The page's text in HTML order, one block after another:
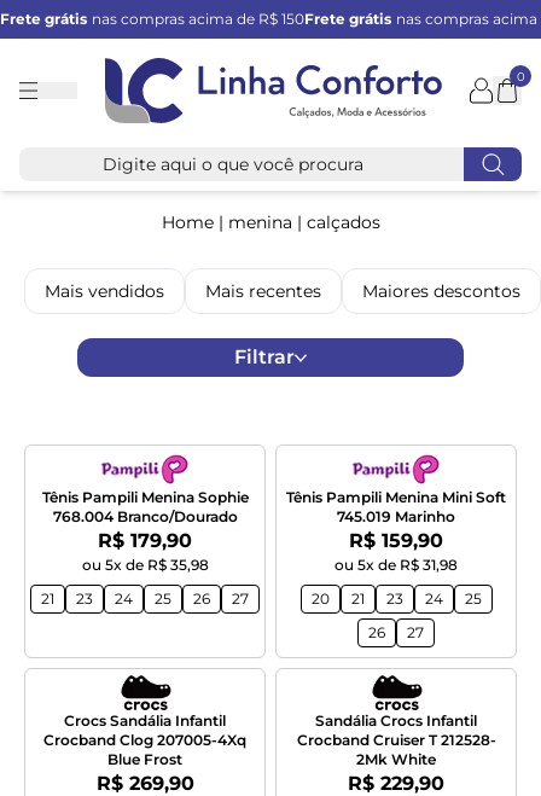
Frete grátis nas compras acima de R$ 150Frete grátis nas compras acima
Linha
0
Home| menina | calçados
Mais vendidos Mais recentes Maiores descontos
Filtrar
Tênis Pampili Menina Sophie
768.004 Branco/Dourado
Por:
R$ 179,90
ou 5x de R$ 35,98
21
23 24 25 26 27
Tênis Pampili Menina Mini Soft
745.019 Marinho
Por:
R$ 159,90
ou 5x de R$ 31,98
20
21 23 24
25
26
27
Crocs Sandália Infantil
Crocband Clog 207005-4Xq
Blue Frost
Por:
R$ 269,90
Sandália Crocs Infantil
Crocband Cruiser T 212528-
2Mk White
Por:
R$ 229,90